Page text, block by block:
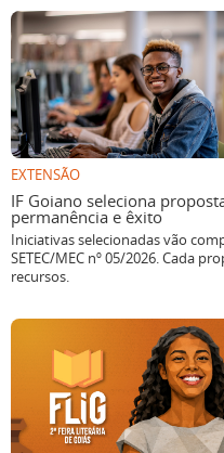
EXTENSÃO
IF Goiano seleciona
permanência e êxito
Iniciativas selecionadas vão
SETEC/MEC nº 05/2026. Cada
recursos.